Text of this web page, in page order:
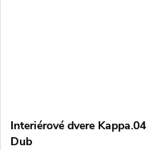
Interiérové dvere Kappa.04
Dub